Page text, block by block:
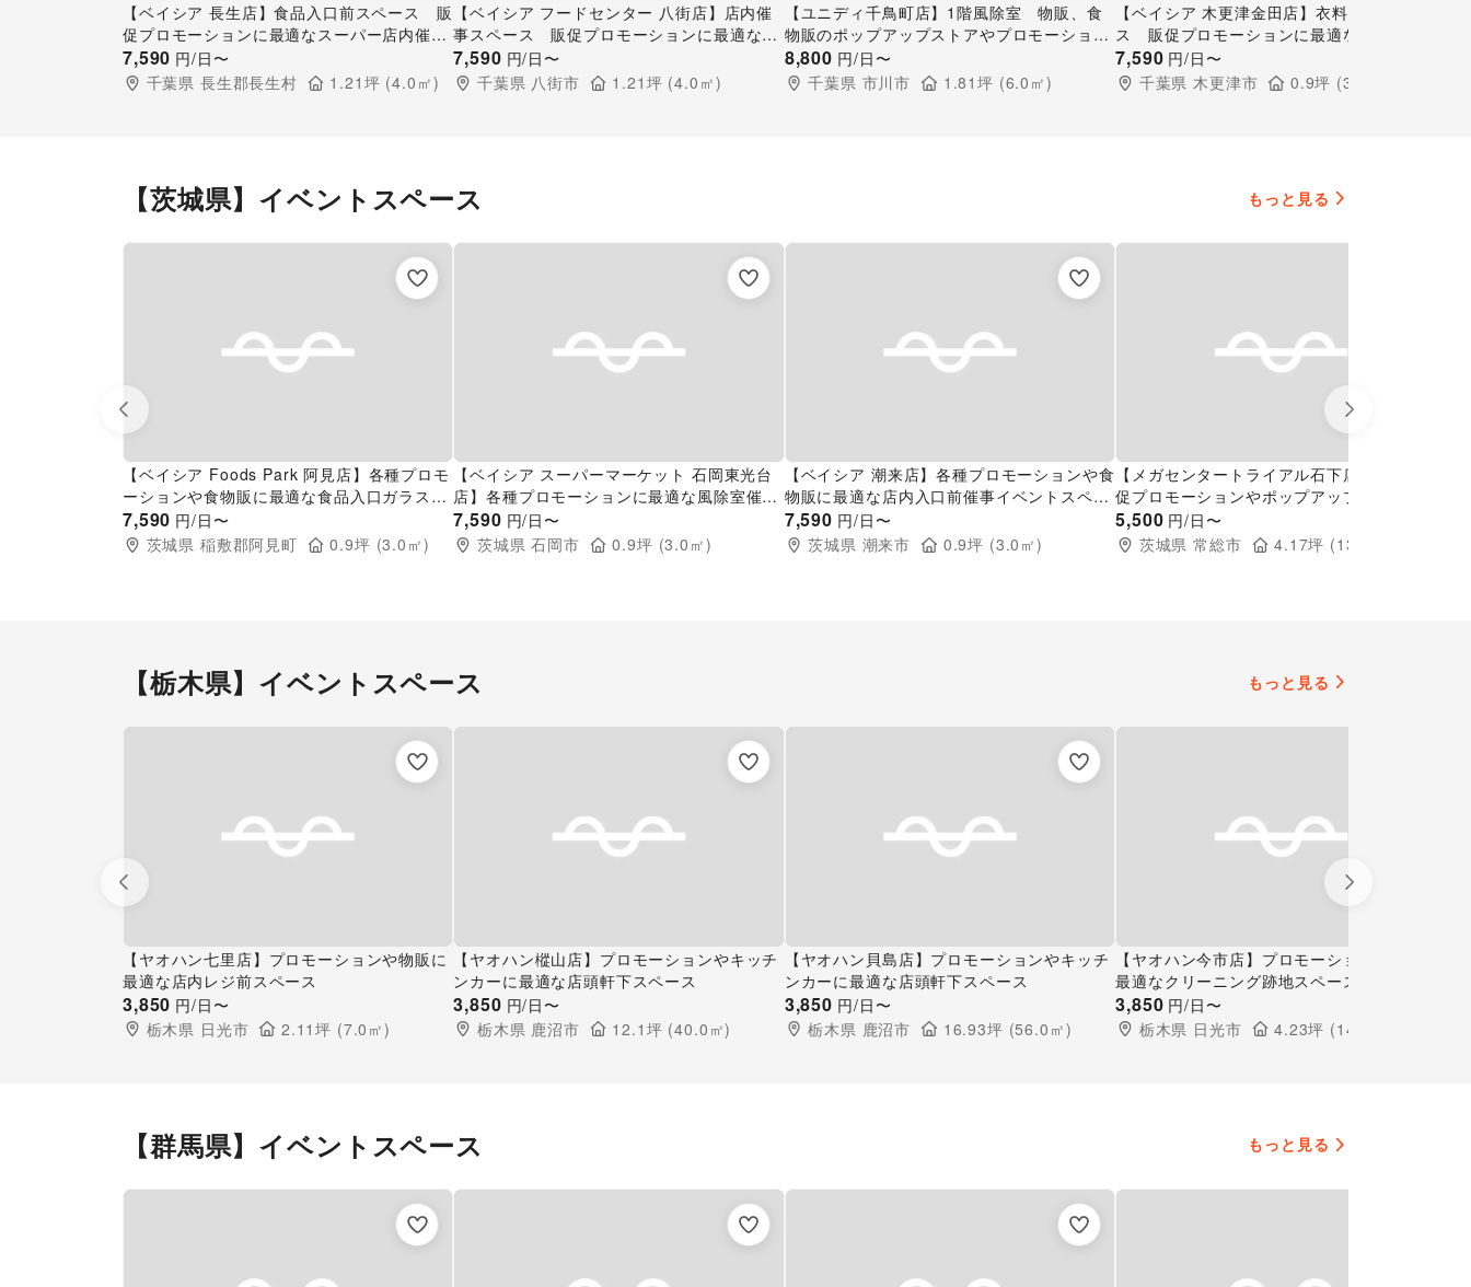
【ベイシア 長生店】食品入口前スペース 販
促プロモーションに最適なスーパー店内催事
イベントスペース
7,590 円/日〜
千葉県 長生郡長生村 1.21 坪 (4.0 ㎡)
【ベイシア フードセンター 八街店】店内催
事スペース 販促プロモーションに最適なス
ーパー店内催事イベントスペース
7,590 円/日〜
千葉県 八街市 1.21 坪 (4.0 ㎡)
【ユニディ千鳥町店】1階風除室 物販、食
物販のポップアップストアやプロモーション
に最適なホームセンター内1階入口風除室の
催事イベントスペース
8,800 円/日〜
千葉県 市川市 1.81坪 (6.0 ㎡)
【ベイシア 木更津金田店】衣料入口前スペー
ス 販促プロモーションに最適なスーパー店
内催事イベントスペース
7,590 円/日〜
千葉県 木更津市 0.9坪 (3.0
【茨城県】イベントスペース もっと見る
【ベイシア Foods Park 阿見店】各種プロモ
ーションや食物販に最適な食品入口ガラス面
催事イベントスペース
7,590 円/日〜
茨城県 稲敷郡阿見町 0.9坪 (3.0 ㎡)
【ベイシア スーパーマーケット 石岡東光台
店】各種プロモーションに最適な風除室催事
イベントスペース
7,590 円/日〜
茨城県 石岡市 0.9坪 (3.0 ㎡)
【ベイシア 潮来店】各種プロモーションや食
物販に最適な店内入口前催事イベントスペー
ス
7,590 円/日〜
茨城県 潮来市 0.9坪 (3.0 ㎡)
【メガセンタートライアル石下店】NEW！販
促プロモーションやポップアップストアに最
適な「Ⓐスペース」※買取催事不可
5,500 円/日〜
茨城県 常総市 4.17坪 (13.8
Previous slide Next slide
【栃木県】イベントスペース もっと見る
【ヤオハン七里店】プロモーションや物販に
最適な店内レジ前スペース
3,850 円/日〜
栃木県 日光市 2.11坪 (7.0 ㎡)
【ヤオハン樅山店】プロモーションやキッチ
ンカーに最適な店頭軒下スペース
3,850 円/日〜
栃木県 鹿沼市 12.1 坪 (40.0 ㎡)
【ヤオハン貝島店】プロモーションやキッチ
ンカーに最適な店頭軒下スペース
3,850 円/日〜
栃木県 鹿沼市 16.93坪 (56.0 ㎡)
【ヤオハン今市店】プロモーションや物販に
最適なクリーニング跡地スペース
3,850 円/日〜
栃木県 日光市 4.23坪 (14.0
Previous slide Next slide
【群馬県】イベントスペース もっと見る